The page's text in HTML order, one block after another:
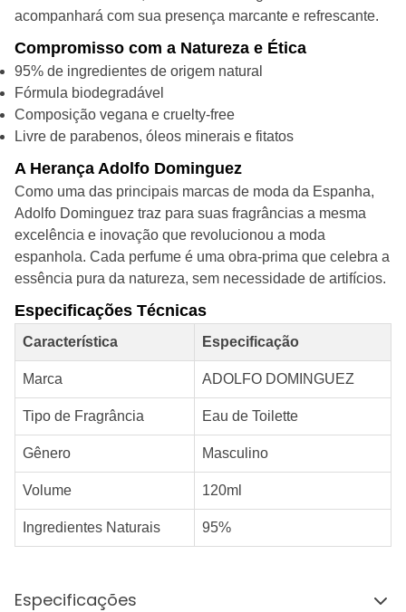
acompanhará com sua presença marcante e refrescante.
Compromisso com a Natureza e Ética
95% de ingredientes de origem natural
Fórmula biodegradável
Composição vegana e cruelty-free
Livre de parabenos, óleos minerais e fitatos
A Herança Adolfo Dominguez
Como uma das principais marcas de moda da Espanha,
Adolfo Dominguez traz para suas fragrâncias a mesma
excelência e inovação que revolucionou a moda
espanhola. Cada perfume é uma obra-prima que celebra a
essência pura da natureza, sem necessidade de artifícios.
Especificações Técnicas
Característica Especificação
Marca ADOLFO DOMINGUEZ
Tipo de Fragrância Eau de Toilette
Gênero Masculino
Volume 120ml
Ingredientes Naturais 95%
Especificações